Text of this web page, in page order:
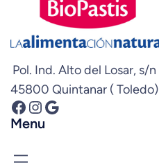
Pol. Ind. Alto del Losar, s/n
45800 Quintanar ( Toledo)
Facebook InstagramGoogle
Menu